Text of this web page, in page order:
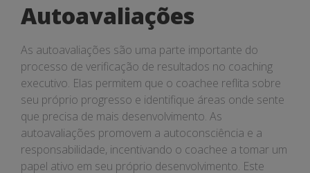
Autoavaliações
As autoavaliações são uma parte importante do
processo de verificação de resultados no coaching
executivo. Elas permitem que o coachee reflita sobre
seu próprio progresso e identifique áreas onde sente
que precisa de mais desenvolvimento. As
autoavaliações promovem a autoconsciência e a
responsabilidade, incentivando o coachee a tomar um
papel ativo em seu próprio desenvolvimento. Este